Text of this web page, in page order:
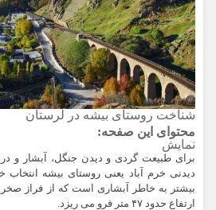
شناخت روستای بیشه در لرستان
محتوای این صفحه:
نمایش
برای طبیعت گردی و دیدن جنگل، آبشار و
دیدنی خرم آباد یعنی روستای بیشه انتخاب
بیشتر به خاطر آبشاری است که از فراز
ارتفاع حدود ۴۷ متر فرو می ریزد.